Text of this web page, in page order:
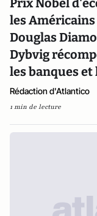
Prix Nobel
les
Douglas
Dybvig
les banques
Rédaction d'Atlantico
1 min de lecture